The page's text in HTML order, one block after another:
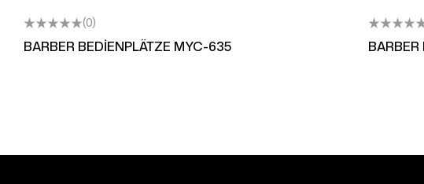
(0)
BARBER BEDİENPLÄTZE MYC-635